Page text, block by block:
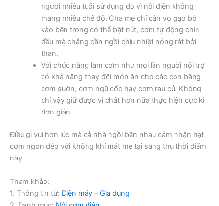
người nhiều tuổi sử dụng do vì nồi điện không
mang nhiều chế độ. Cha mẹ chỉ cần vo gạo bỏ
vào bên trong có thể bật nút, cơm tự động chín
đều mà chẳng cần ngồi chịu nhiệt nóng rát bởi
than.
Với chức năng làm cơm như mọi lần người nội trợ
có khả năng thay đổi món ăn cho các con bằng
cơm sườn, cơm ngũ cốc hay cơm rau củ. Không
chỉ vậy giữ được vi chất hơn nữa thực hiện cực kì
đơn giản.
Điều gì vui hơn lúc mà cả nhà ngồi bên nhau cảm nhận hạt
cơm ngon dẻo với không khí mát mẻ tại sang thu thời điểm
này.
Tham khảo:
1. Thông tin từ:Điện máy – Gia dụng